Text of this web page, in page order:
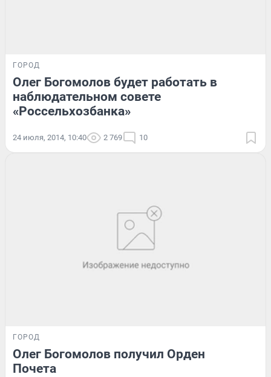
ГОРОД
Олег Богомолов будет работать в
наблюдательном совете
«Россельхозбанка»
24 июля, 2014, 10:40 2 769 10
ГОРОД
Олег Богомолов получил Орден
Почета